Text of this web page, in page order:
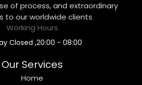
of process, and extraordinary
to our worldwide clients.
Working Hours
08:00 - 20:00, Sunday Closed
Our Services
Home